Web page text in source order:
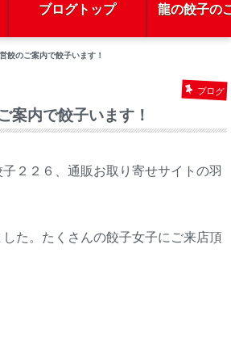
ブログトップ 龍の餃子の
餃のご案内で餃子います！
ブログ
案内で餃子います！
２２６、通販お取り寄せサイトの羽
た。たくさんの餃子女子にご来店頂